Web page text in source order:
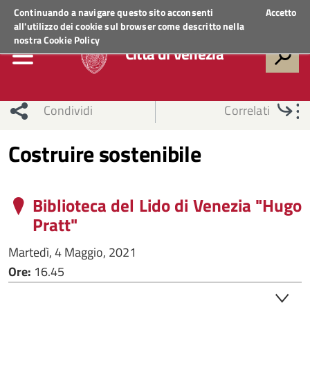
Continuando a navigare questo sito acconsenti
all'utilizzo dei cookie sul browser come descritto nella
nostraCookie Policy
Accetto
Regione VenetoACCEDI AI SERVIZI
Città di Venezia
Condividi Correlati
Costruire sostenibile
Biblioteca del Lido di Venezia "Hugo
Pratt"
Martedì, 4 Maggio, 2021
Ore: 16.45